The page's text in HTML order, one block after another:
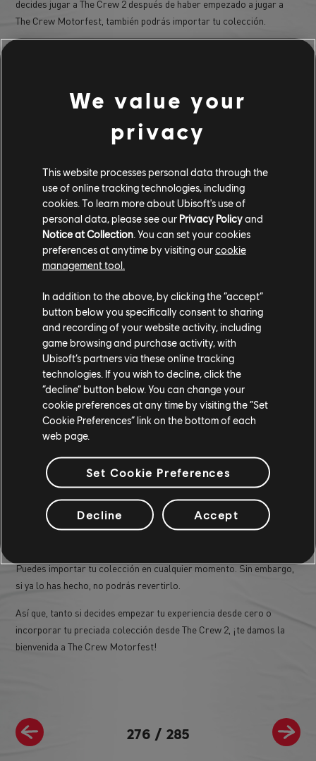
276 / 285
decides jugar a The Crew 2 después de haber empezado a jugar a
The Crew Motorfest, también podrás importar tu colección.
PlayStation®4, Xbox Series X|S, Xbox One y PC.
P: ¿Qué ocurre si tengo partidas diferentes de The Crew 2
en plataformas diferentes?
La función Importar colección está vinculada a la cuenta de Ubisoft
Connect de cada jugador. Si tienes la misma cuenta de Ubisoft
Connect en diferentes plataformas (excepto Stadia), todas tus
colecciones se combinarán y se importarán a la nueva plataforma.
Por ejemplo, si jugaste a The Crew 2 en Xbox One y PC y ahora te
pasas a PlayStation®5, tus colecciones de Xbox One y PC se
PlayStation®5.
P: ¿Qué pasará con mi colección comprada en Stadia?
Todos los servicios de Stadia dejaron de estar operativos el 19 de
enero de 2023, por lo que tu colección no estará disponible para
importarla desde esta plataforma.
P: ¿Significa esto que tengo que conectarme a Ubisoft
Connect para jugar a The Crew Motorfest?
¡Sí! Se necesita una cuenta de Ubisoft Connect para acceder al
juego en cualquier plataforma.
P: ¿Cuánto cuesta importar la colección?
Importar la colección es completamente gratis para todos los
jugadores.
Puedes importar tu colección en cualquier momento. Sin embargo,
si ya lo has hecho, no podrás revertirlo.
Así que, tanto si decides empezar tu experiencia desde cero o
incorporar tu preciada colección desde The Crew 2, ¡te damos la
bienvenida a The Crew Motorfest!
We value your
privacy
This website processes personal data through the
use of online tracking technologies, including
cookies. To learn more about Ubisoft's use of
personal data, please see our Privacy Policyand
Notice at Collection. You can set your cookies
preferences at anytime by visiting ourcookie
management tool.
In addition to the above, by clicking the “accept”
button below you specifically consent to sharing
and recording of your website activity, including
game browsing and purchase activity, with
Ubisoft’s partners via these online tracking
technologies. If you wish to decline, click the
“decline” button below. You can change your
cookie preferences at any time by visiting the “Set
Cookie Preferences” link on the bottom of each
web page.
Set Cookie Preferences
Decline Accept